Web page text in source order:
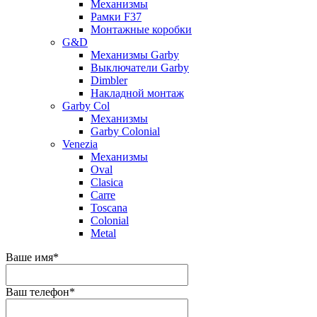
Механизмы
Рамки F37
Монтажные коробки
G&D
Механизмы Garby
Выключатели Garby
Dimbler
Накладной монтаж
Garby Col
Механизмы
Garby Colonial
Venezia
Механизмы
Oval
Clasica
Carre
Toscana
Colonial
Metal
Ваше имя*
Ваш телефон*